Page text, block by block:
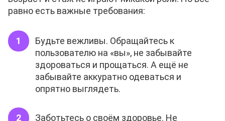
равно есть важные требования:
Будьте вежливы. Обращайтесь к
пользователю на «вы», не забывайте
здороваться и прощаться. А ещё не
забывайте аккуратно одеваться и
опрятно выглядеть.
Заботьтесь о своём здоровье. Не